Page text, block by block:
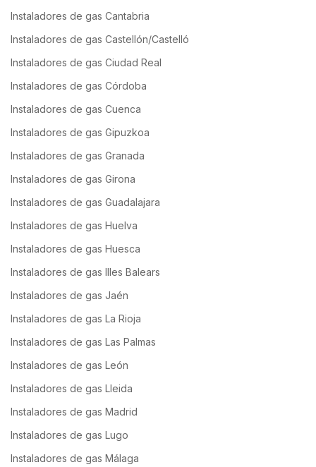
Instaladores de gas Cantabria
Instaladores de gas Castellón/Castelló
Instaladores de gas Ciudad Real
Instaladores de gas Córdoba
Instaladores de gas Cuenca
Instaladores de gas Gipuzkoa
Instaladores de gas Granada
Instaladores de gas Girona
Instaladores de gas Guadalajara
Instaladores de gas Huelva
Instaladores de gas Huesca
Instaladores de gas Illes Balears
Instaladores de gas Jaén
Instaladores de gas La Rioja
Instaladores de gas Las Palmas
Instaladores de gas León
Instaladores de gas Lleida
Instaladores de gas Madrid
Instaladores de gas Lugo
Instaladores de gas Málaga